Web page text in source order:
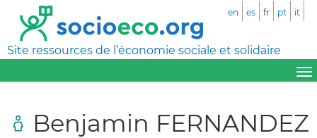
Site ressources de l’économie sociale et solidaire
en es fr pt it
Benjamin FERNANDEZ